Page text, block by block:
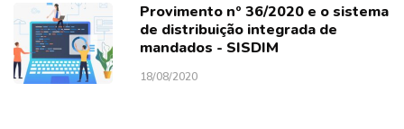
Provimento nº 36/2020 e o sistema
de distribuição integrada de
mandados - SISDIM
18/08/2020